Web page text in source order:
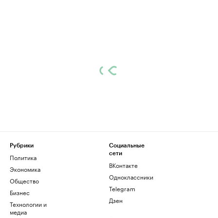
Рубрики
Политика
Экономика
Общество
Бизнес
Технологии и
медиа
Социальные
сети
ВКонтакте
Одноклассники
Telegram
Дзен